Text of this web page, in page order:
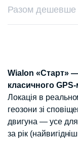
Разом дешевше
Wialon «Старт»
класичного
Локація в
геозони зі
двигуна — усе
за рік